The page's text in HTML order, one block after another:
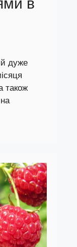
в
дуже
також